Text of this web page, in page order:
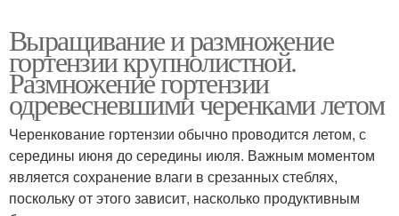
Выращивание и размножение
гортензии крупнолистной.
Размножение гортензии
одревесневшими черенками летом
Черенкование гортензии обычно проводится летом, с
середины июня до середины июля. Важным моментом
является сохранение влаги в срезанных стеблях,
поскольку от этого зависит, насколько продуктивным